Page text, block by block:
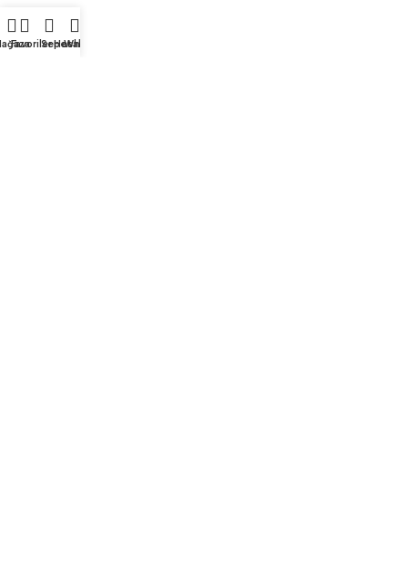
İletişim
FavorilerSepetHesabım
Whatsapp